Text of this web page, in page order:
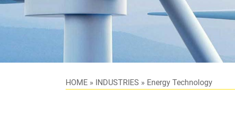
HOME » INDUSTRIES » Energy Technology